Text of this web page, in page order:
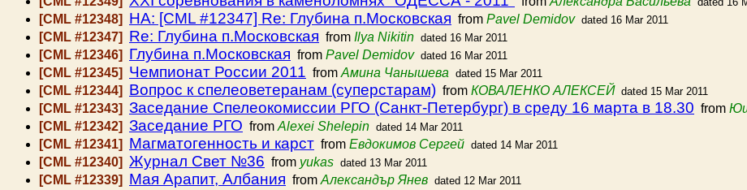
[CML #12348] HA: [CML #12347] Re: Глубина п.Московская from Pavel Demidov dated 16 Mar 2011
[CML #12347] Re: Глубина п.Московская from Ilya Nikitin dated 16 Mar 2011
[CML #12346] Глубина п.Московская from Pavel Demidov dated 16 Mar 2011
[CML #12345] Чемпионат России 2011 from Амина Чанышева dated 15 Mar 2011
[CML #12344] Вопрос к спелеоветеранам (суперстарам) from КОВАЛЕНКО АЛЕКСЕЙ dated 15 Mar 2011
[CML #12343] Заседание Спелеокомиссии РГО (Санкт-Петербург) в среду 16 марта в 18.30 from
[CML #12342] Заседание РГО from Alexei Shelepin dated 14 Mar 2011
[CML #12341] Магматогенность и карст from Евдокимов Сергей dated 14 Mar 2011
[CML #12340] Журнал Свет №36 from yukas dated 13 Mar 2011
[CML #12339] Мая Арапит, Албания from Александър Янев dated 12 Mar 2011